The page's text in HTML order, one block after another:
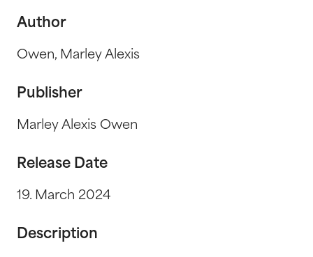
Author
Owen, Marley Alexis
Publisher
Marley Alexis Owen
Release Date
19. March 2024
Description